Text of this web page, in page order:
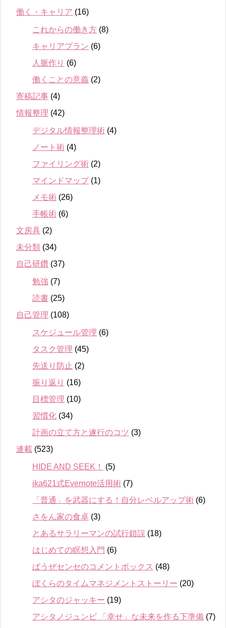
働く・キャリア (16)
これからの働き方 (8)
キャリアプラン (6)
人脈作り (6)
働くことの意義 (2)
寄稿記事 (4)
情報整理 (42)
デジタル情報整理術 (4)
ノート術 (4)
ファイリング術 (2)
マインドマップ(1)
メモ術 (26)
手帳術 (6)
文房具 (2)
未分類 (34)
自己研鑽 (37)
勉強 (7)
読書 (25)
自己管理 (108)
スケジュール管理 (6)
タスク管理 (45)
先送り防止 (2)
振り返り (16)
目標管理 (10)
習慣化 (34)
計画の立て方と遂行のコツ (3)
連載 (523)
HIDE AND SEEK！
(5)
ika621式Evernote活用術 (7)
「普通」を武器にする！自分レベルアップ術 (6)
さをん家の食卓 (3)
とあるサラリーマンの試行錯誤 (18)
はじめての瞑想入門 (6)
ぱうぜセンセのコメントボックス (48)
ぼくらのタイムマネジメントストーリー (20)
アシタのジャッキー (19)
アシタノジュンビ 「幸せ」な未来を作る下準備 (7)